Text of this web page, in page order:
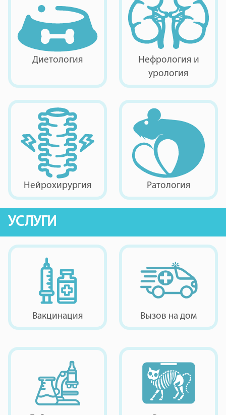
Диетология
Нефрология и
урология
Нейрохирургия Ратология
УСЛУГИ
Вакцинация Вызов на дом